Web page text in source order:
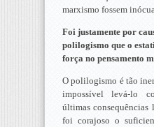
marxismo fossem
Foi justamente por
polilogismo que o
força no pensamento
O polilogismo é tão
impossível levá-lo
últimas consequências
foi corajoso o